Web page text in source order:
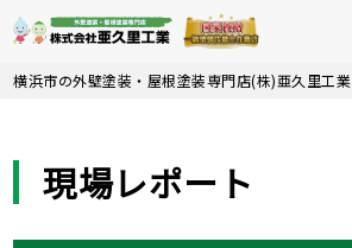
Skip
横浜市の外壁塗装・屋根塗装専門店(株)亜久里工業
現場レポート